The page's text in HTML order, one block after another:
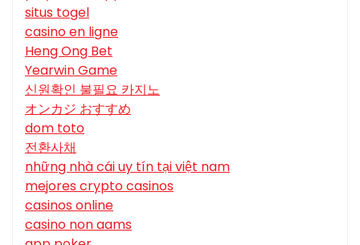
situs togel
casino en ligne
Heng Ong Bet
Yearwin Game
신원확인 불필요 카지노
オンカジ おすすめ
dom toto
전환사채
những nhà cái uy tín tại việt nam
mejores crypto casinos
casinos online
casino non aams